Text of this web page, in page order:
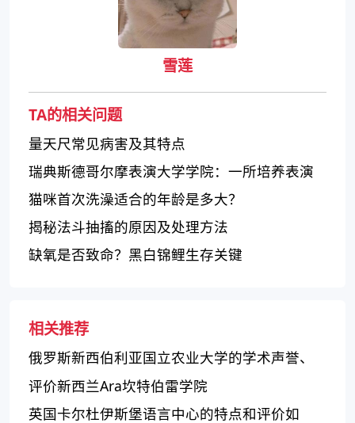
雪莲
TA的相关问题
量天尺常见病害及其特点
瑞典斯德哥尔摩表演大学学院：一所培养表演
艺术才华的学府
猫咪首次洗澡适合的年龄是多大？
揭秘法斗抽搐的原因及处理方法
缺氧是否致命？黑白锦鲤生存关键
相关推荐
俄罗斯新西伯利亚国立农业大学的学术声誉、
课程设置和实践机会
评价新西兰Ara坎特伯雷学院
英国卡尔杜伊斯堡语言中心的特点和评价如